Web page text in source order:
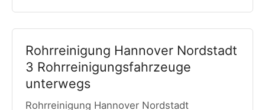
Rohrreinigung Hannover Nordstadt
3 Rohrreinigungsfahrzeuge
unterwegs
Rohrreinigung Hannover Nordstadt